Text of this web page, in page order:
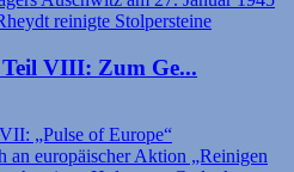
Teil VIII: Zum Ge...